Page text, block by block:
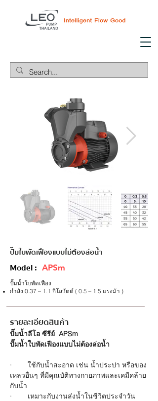
ปั๊มใบพัดเฟืองแบบไม่ต้องล่อน้ำ
Model : APSm
ปั๊มน้ำใบพัดเฟือง
กำลัง 0.37 – 1.1 กิโลวัตต์ ( 0.5 – 1.5 แรงม้า )
รายละเอียดสินค้า
ปั๊มน้ำลีโอ ซีรีย์  APSm
ปั๊มน้ำใบพัดเฟืองแบบไม่ต้องล่อน้ำ
·        ใช้กับน้ำสะอาด เช่น น้ำประปา หรือของ
เหลวอื่นๆ ที่มีคุณบัติทางกายภาพและเคมีคล้าย
กับน้ำ
·        เหมาะกับงานส่งน้ำในชีวิตประจำวัน